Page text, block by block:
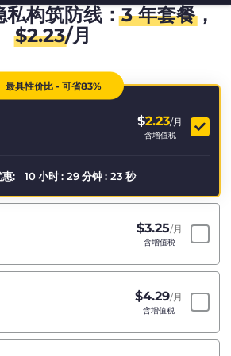
私构筑防线：3 年套餐，
$2.23/月
最具性价比 - 可省83%
$2.23/月
含增值税
: 10 小时 : 29 分钟 : 22 秒
$3.25/月
含增值税
$4.29/月
含增值税